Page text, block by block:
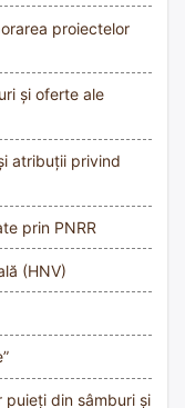
proiectelor
și oferte ale
atribuții privind
prin PNRR
(HNV)
puieți din sâmburi și